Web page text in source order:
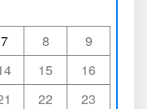
7 8
9
15
16
22
23